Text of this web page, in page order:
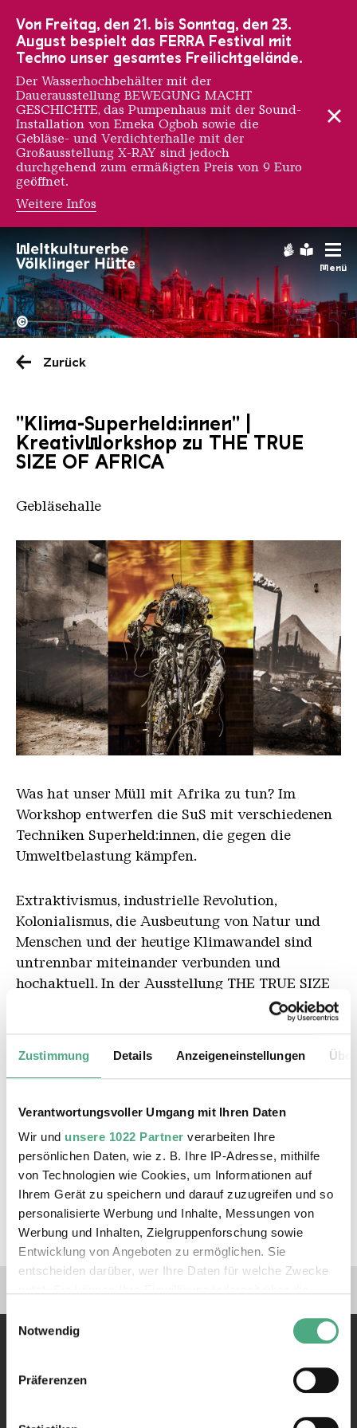
Zustimmung Details Anzeigeneinstellungen
Verantwortungsvoller Umgang mit Ihren Daten
Wir und unsere 1022 Partner verarbeiten Ihre
persönlichen Daten, wie z. B. Ihre IP-Adresse, mithilfe
von Technologien wie Cookies, um Informationen auf
Ihrem Gerät zu speichern und darauf zuzugreifen und so
personalisierte Werbung und Inhalte, Messungen von
Werbung und Inhalten, Zielgruppenforschung sowie
Entwicklung von Angeboten zu ermöglichen. Sie
entscheiden darüber, wer Ihre Daten für welche Zwecke
Trigger Symbol ändern oder widerrufen
Informationen über Ihre geografische Lage erfassen,
Einwilligungsauswahl
Notwendig
Präferenzen
Menü
Hochofengruppe in Rot
Copyright:
©
Zurück
"Klima-Superheld:innen" |
KreativWorkshop zu THE TRUE
SIZE OF AFRICA
Gebläsehalle
Klimahelden WS
Was hat unser Müll mit Afrika zu tun? Im
Workshop entwerfen die SuS mit verschiedenen
Techniken Superheld:innen, die gegen die
Umweltbelastung kämpfen.
Extraktivismus, industrielle Revolution,
Kolonialismus, die Ausbeutung von Natur und
Menschen und der heutige Klimawandel sind
untrennbar miteinander verbunden und
hochaktuell. In der Ausstellung THE TRUE SIZE
OF AFRICA erfahren die SuS, wie sich die
auseinandersetzen. Anschließend werden eigene
Superhelden entworfen und die Arbeitsweise
mit verschiedenen Materialien wie Elektro- oder
JETZT BUCHEN
Klassenstufen 5 und 6
Verlinkungen zu unseren
Von Freitag, den 21. bis Sonntag, den 23.
August bespielt das FERRA Festival mit
Techno unser gesamtes Freilichtgelände.
Der Wasserhochbehälter mit der
Dauerausstellung BEWEGUNG MACHT
GESCHICHTE, das Pumpenhaus mit der Sound-
Installation von Emeka Ogboh sowie die
Gebläse- und Verdichterhalle mit der
Großausstellung X-RAY sind jedoch
durchgehend zum ermäßigten Preis von 9 Euro
geöffnet.
Weitere Infos